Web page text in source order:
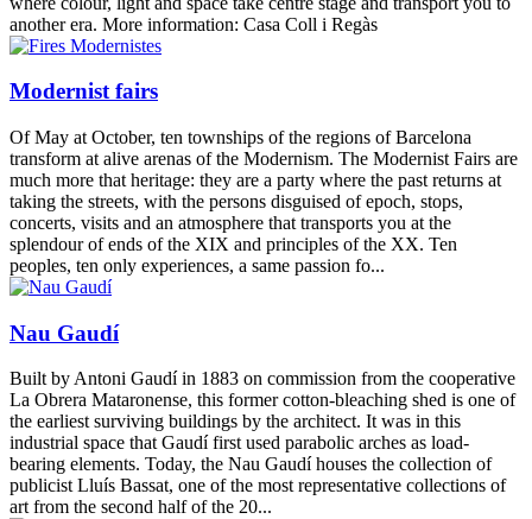
another era. More information: Casa Coll i Regàs
Modernist fairs
Of May at October, ten townships of the regions of Barcelona
transform at alive arenas of the Modernism. The Modernist Fairs are
much more that heritage: they are a party where the past returns at
taking the streets, with the persons disguised of epoch, stops,
concerts, visits and an atmosphere that transports you at the
splendour of ends of the XIX and principles of the XX. Ten
peoples, ten only experiences, a same passion fo...
Nau Gaudí
Built by Antoni Gaudí in 1883 on commission from the cooperative
La Obrera Mataronense, this former cotton-bleaching shed is one of
the earliest surviving buildings by the architect. It was in this
industrial space that Gaudí first used parabolic arches as load-
bearing elements. Today, the Nau Gaudí houses the collection of
publicist Lluís Bassat, one of the most representative collections of
art from the second half of the 20...